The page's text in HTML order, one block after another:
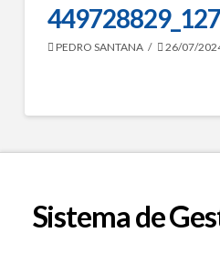
PEDRO SANTANA 26/07/
Sistema de